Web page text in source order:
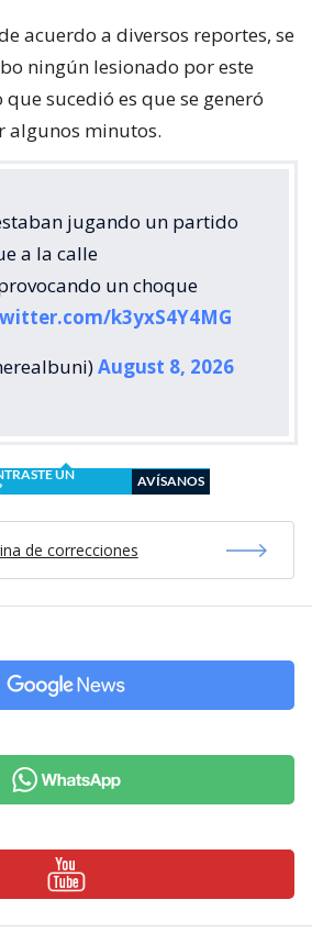
acuerdo a diversos reportes, se
ningún lesionado por este
sucedió es que se generó
algunos minutos.
jugando un partido
a la calle
un choque
k3yxS4Y4MG
August 8, 2026
UN
AVÍSANOS
de correcciones